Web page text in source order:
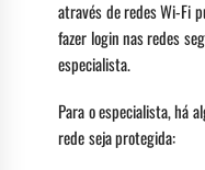
através de redes Wi-Fi
fazer login nas redes
especialista.
Para o especialista, há
rede seja protegida: